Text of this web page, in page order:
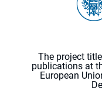
The project
publications at
European